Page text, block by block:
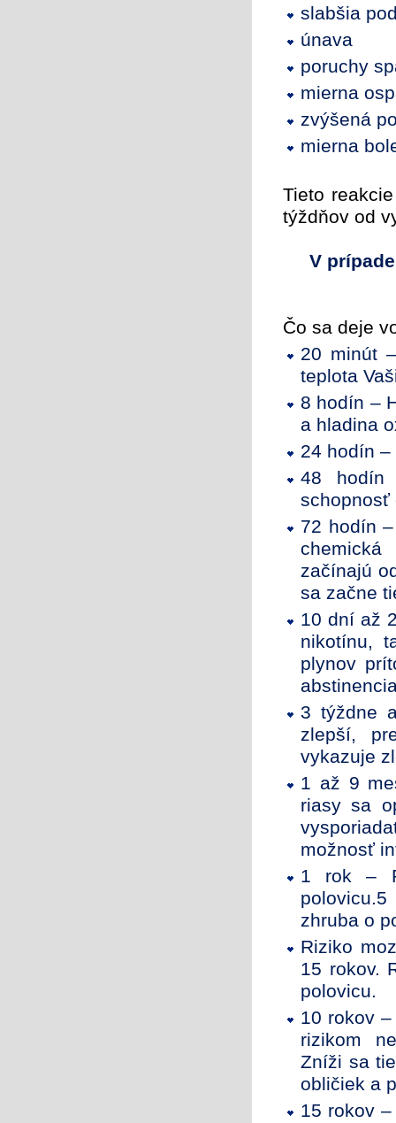
slabšia
únava
poruchy
mierna
zvýšená
mierna
Tieto
týždňov od
V
Čo sa deje
20 minút
teplota
8 hodín –
a hladina
24 hodín
48 hodín
schopnosť
72 hodín
chemická
začínajú
sa začne
10 dní až
nikotínu,
plynov
3 týždne
zlepší,
vykazuje
1 až 9
riasy sa
možnosť
1 rok –
zhruba o
Riziko
15 rokov.
polovicu.
10 rokov
rizikom
Zníži sa
obličiek a
15 rokov